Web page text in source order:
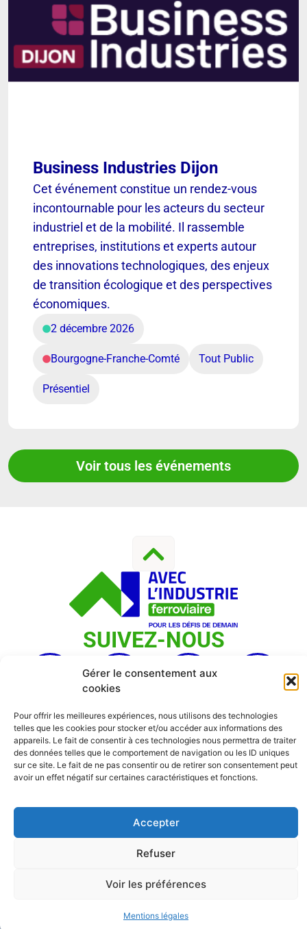
Gérer le consentement aux
cookies
Pour offrir les meilleures expériences, nous utilisons des technologies
telles que les cookies pour stocker et/ou accéder aux informations des
appareils. Le fait de consentir à ces technologies nous permettra de traiter
des données telles que le comportement de navigation ou les ID uniques
sur ce site. Le fait de ne pas consentir ou de retirer son consentement peut
avoir un effet négatif sur certaines caractéristiques et fonctions.
Accepter
Refuser
Voir les préférences
Mentions légales
Business Industries Dijon
Cet événement constitue un rendez-vous
incontournable pour les acteurs du secteur
industriel et de la mobilité. Il rassemble
entreprises, institutions et experts autour
des innovations technologiques, des enjeux
de transition écologique et des perspectives
économiques.
2 décembre 2026
Bourgogne-Franche-Comté Tout Public
Présentiel
Voir tous les événements
SUIVEZ-NOUS
Et Vie Privée| Crédits :Codixis